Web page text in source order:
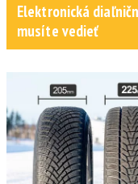
Elektronická
musíte vedieť